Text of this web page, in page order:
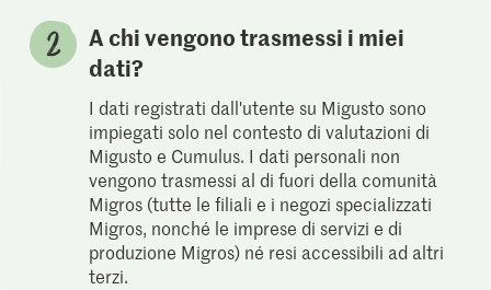
A chi vengono trasmessi i miei
dati?
I dati registrati dall'utente su Migusto sono
impiegati solo nel contesto di valutazioni di
Migusto e Cumulus. I dati personali non
vengono trasmessi al di fuori della comunità
Migros (tutte le filiali e i negozi specializzati
Migros, nonché le imprese di servizi e di
produzione Migros) né resi accessibili ad altri
terzi.